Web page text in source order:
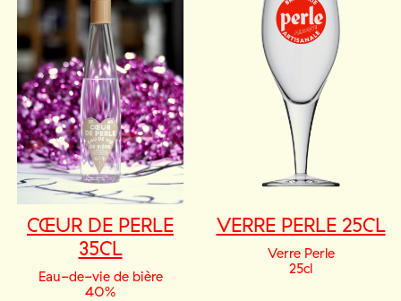
CŒUR DE PERLE
35CL
Eau-de-vie de bière
40%
VERRE PERLE 25CL
Verre Perle
25cl